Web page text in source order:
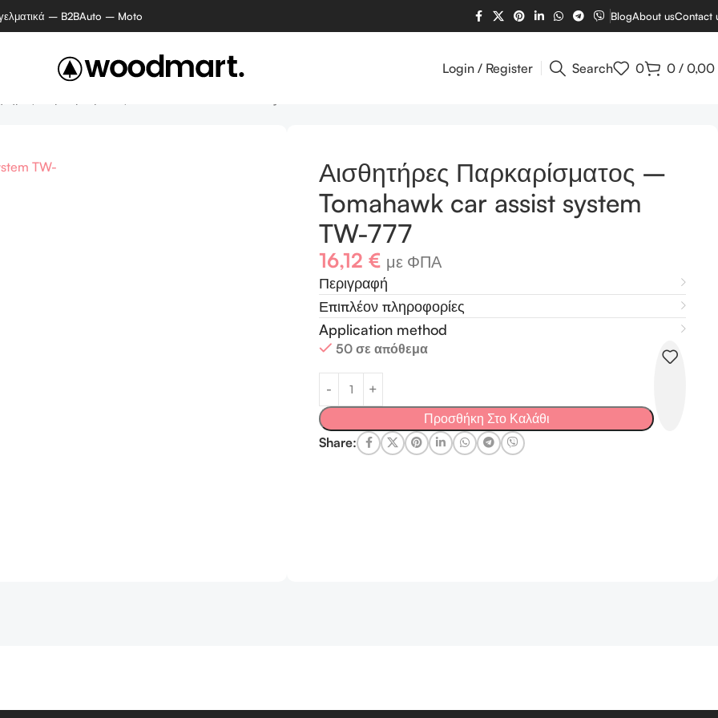
– B2BAuto – Moto BlogAbout usContact
Login / Register Search 0 0 / 0,00
Αισθητήρες Παρκαρίσματος –
Tomahawk car assist system
TW-777
16,12€ με ΦΠΑ
Περιγραφή
Επιπλέον πληροφορίες
Application method
50 σε απόθεμα
Προσθήκη Στο Καλάθι
Share: